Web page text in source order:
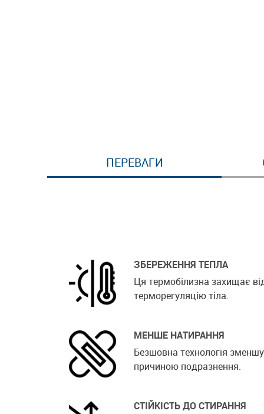
ПЕРЕВАГИ
ЗБЕРЕЖЕННЯ ТЕПЛА
Ця термобілизна захищає
терморегуляцію тіла.
МЕНШЕ НАТИРАННЯ
Безшовна технологія
причиною подразнення.
СТІЙКІСТЬ ДО СТИРАННЯ